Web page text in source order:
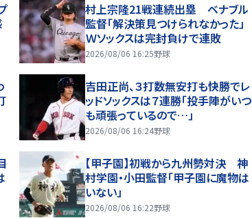
村上宗隆21戦連続出塁 ベナブル
監督「解決策見つけられなかった」
Ｗソックスは完封負けで連敗
2026/08/06 16:25野球
吉田正尚、３打数無安打も快勝でレ
ッドソックスは７連勝「投手陣がいつ
も頑張っているので…」
2026/08/06 16:24野球
【甲子園】初戦から九州勢対決 神
村学園・小田監督「甲子園に魔物は
いない」
2026/08/06 16:22野球